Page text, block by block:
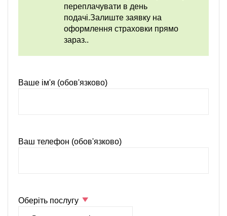
переплачувати в день
подачі.Залиште заявку на
оформлення страховки прямо
зараз..
Ваше ім'я (обов'язково)
Ваш телефон (обов'язково)
Оберіть послугу